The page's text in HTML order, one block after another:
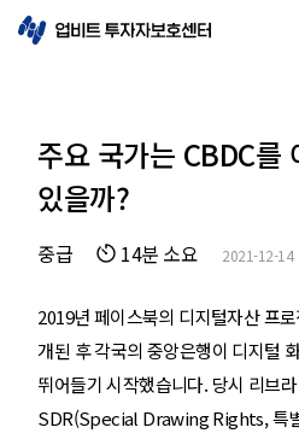
주요 국가는 CBDC를
있을까?
중급 14분 소요 2021-12-14
2019년 페이스북의 디지털자산 프
개된 후 각국의 중앙은행이 디지털
뛰어들기 시작했습니다. 당시 리브
SDR(Special Drawing Rights, 특